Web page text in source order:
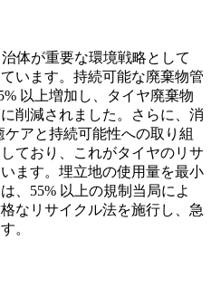
体が重要な環境戦略として
います。持続可能な廃棄物管
以上増加し、タイヤ廃棄物
削減されました。さらに、消
アと持続可能性への取り組
ており、これがタイヤのリサ
ます。埋立地の使用量を最小
、55% 以上の規制当局によ
なリサイクル法を施行し、急
。